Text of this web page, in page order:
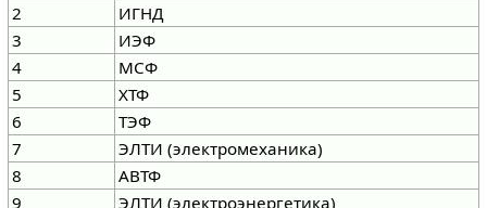
2
ИГНД
3
ИЭФ
4
МСФ
5
ХТФ
6
ТЭФ
7
ЭЛТИ (электромеханика)
8
АВТФ
9
ЭЛТИ (электроэнергетика)